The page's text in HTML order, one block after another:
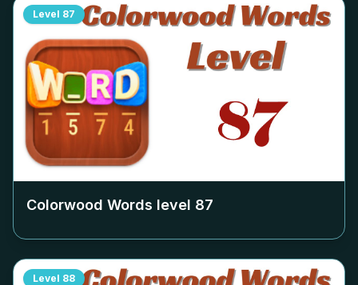
Level 87
Colorwood Words level 87
Level 88